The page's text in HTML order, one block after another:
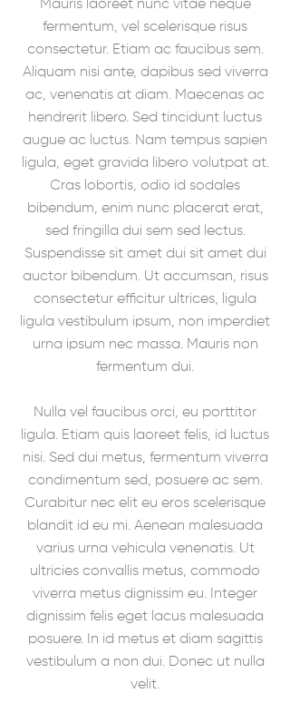
Mauris laoreet nunc vitae neque
fermentum, vel scelerisque risus
consectetur. Etiam ac faucibus sem.
Aliquam nisi ante, dapibus sed viverra
ac, venenatis at diam. Maecenas ac
hendrerit libero. Sed tincidunt luctus
augue ac luctus. Nam tempus sapien
ligula, eget gravida libero volutpat at.
Cras lobortis, odio id sodales
bibendum, enim nunc placerat erat,
sed fringilla dui sem sed lectus.
Suspendisse sit amet dui sit amet dui
auctor bibendum. Ut accumsan, risus
consectetur efficitur ultrices, ligula
ligula vestibulum ipsum, non imperdiet
urna ipsum nec massa. Mauris non
fermentum dui.
Nulla vel faucibus orci, eu porttitor
ligula. Etiam quis laoreet felis, id luctus
nisi. Sed dui metus, fermentum viverra
condimentum sed, posuere ac sem.
Curabitur nec elit eu eros scelerisque
blandit id eu mi. Aenean malesuada
varius urna vehicula venenatis. Ut
ultricies convallis metus, commodo
viverra metus dignissim eu. Integer
dignissim felis eget lacus malesuada
posuere. In id metus et diam sagittis
vestibulum a non dui. Donec ut nulla
velit.